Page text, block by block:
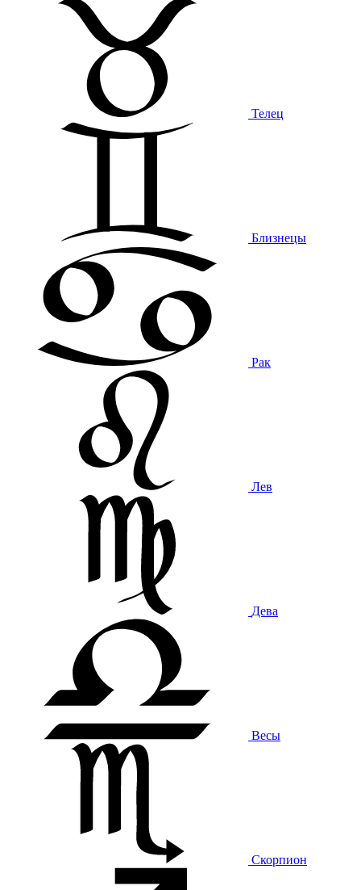
Телец
Близнецы
Рак
Лев
Дева
Весы
Скорпион